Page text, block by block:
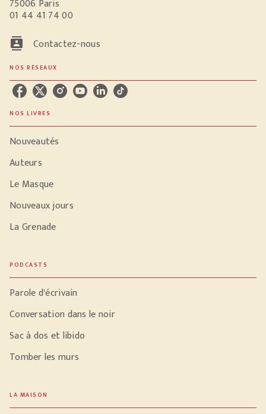
75006 Paris
01 44 41 74 00
contacts Contactez-nous
NOS RÉSEAUX
NOS LIVRES
Nouveautés
Auteurs
Le Masque
Nouveaux jours
La Grenade
PODCASTS
Parole d'écrivain
Conversation dans le noir
Sac à dos et libido
Tomber les murs
LA MAISON